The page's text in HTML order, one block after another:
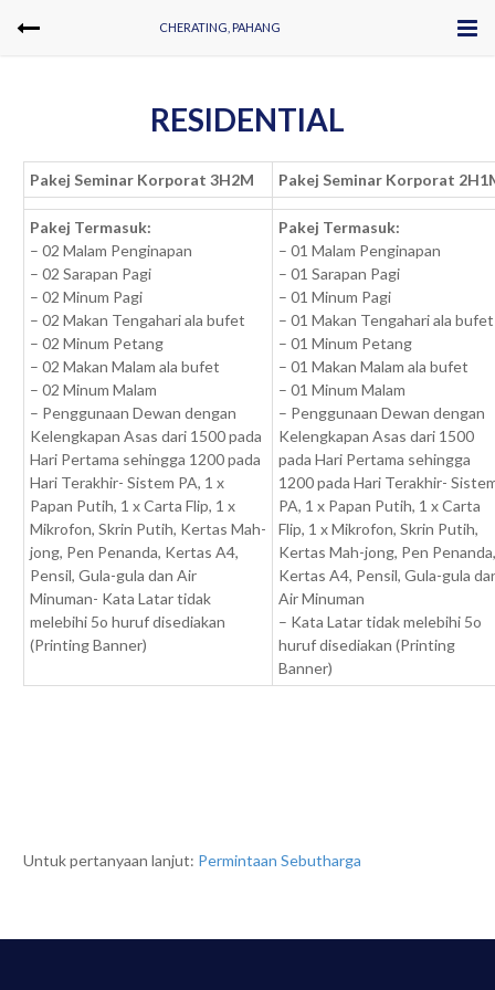
CHERATING, PAHANG
RESIDENTIAL
Pakej Seminar Korporat 3H2M Pakej Seminar Korporat
Pakej Termasuk:
– 02 Malam Penginapan
– 02 Sarapan Pagi
– 02 Minum Pagi
– 02 Makan Tengahari ala bufet
– 02 Minum Petang
– 02 Makan Malam ala bufet
– 02 Minum Malam
– Penggunaan Dewan dengan
Kelengkapan Asas dari 1500 pada
Hari Pertama sehingga 1200 pada
Hari Terakhir- Sistem PA, 1 x
Papan Putih, 1 x Carta Flip, 1 x
Mikrofon, Skrin Putih, Kertas Mah-
jong, Pen Penanda, Kertas A4,
Pensil, Gula-gula dan Air
Minuman- Kata Latar tidak
melebihi 5o huruf disediakan
(Printing Banner)
Pakej Termasuk:
– 01 Malam Penginapan
– 01 Sarapan Pagi
– 01 Minum Pagi
– 01 Makan Tengahari ala bufet
– 01 Minum Petang
– 01 Makan Malam ala bufet
– 01 Minum Malam
– Penggunaan Dewan dengan
Kelengkapan Asas dari 1500
pada Hari Pertama sehingga
1200 pada Hari Terakhir-
PA, 1 x Papan Putih, 1 x Carta
Flip, 1 x Mikrofon, Skrin Putih,
Kertas Mah-jong, Pen
Kertas A4, Pensil, Gula-gula
Air Minuman
– Kata Latar tidak melebihi 5o
huruf disediakan (Printing
Banner)
Untuk pertanyaan lanjut: Permintaan Sebutharga